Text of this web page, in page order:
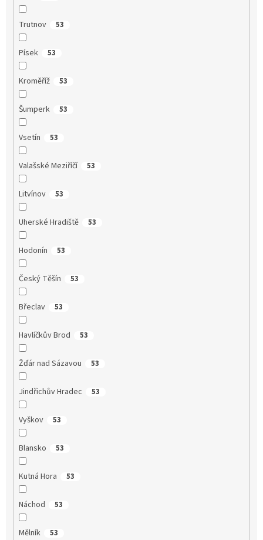
Trutnov 53
Písek 53
Kroměříž 53
Šumperk 53
Vsetín 53
Valašské Meziříčí 53
Litvínov 53
Uherské Hradiště 53
Hodonín 53
Český Těšín 53
Břeclav 53
Havlíčkův Brod 53
Žďár nad Sázavou 53
Jindřichův Hradec 53
Vyškov 53
Blansko 53
Kutná Hora 53
Náchod 53
Mělník 53